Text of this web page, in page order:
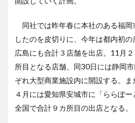
同社では昨年春に本社のある福岡
したのを皮切りに、今年は都内初
広島にも合計３店舗を出店。11月
所目となる店舗、同30日には静岡
ぞれ大型商業施設内に開設する。
４月には愛知県安城市に「ららぽー
全国で合計９カ所目の出店となる。